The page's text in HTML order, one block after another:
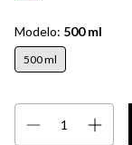
Modelo: 500 ml
500 ml